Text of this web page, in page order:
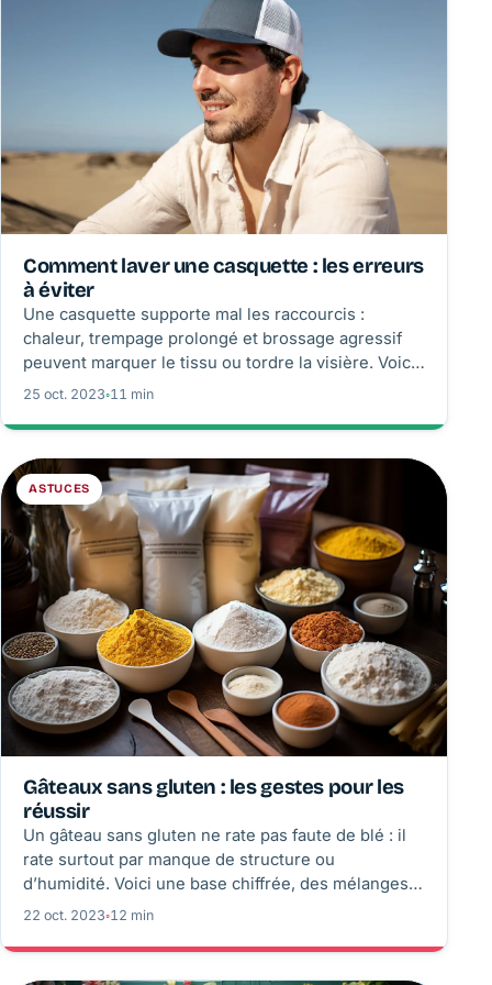
Comment laver une casquette : les erreurs
à éviter
Une casquette supporte mal les raccourcis :
chaleur, trempage prolongé et brossage agressif
peuvent marquer le tissu ou tordre la visière. Voici
une méthode de lavage à la main, les exceptions
conserver nette plus longtemps.
25 oct. 2023◦11 min
ASTUCES
Gâteaux sans gluten : les gestes pour les
réussir
Un gâteau sans gluten ne rate pas faute de blé : il
rate surtout par manque de structure ou
d’humidité. Voici une base chiffrée, des mélanges
de farines cohérents et les gestes qui donnent une
22 oct. 2023◦12 min